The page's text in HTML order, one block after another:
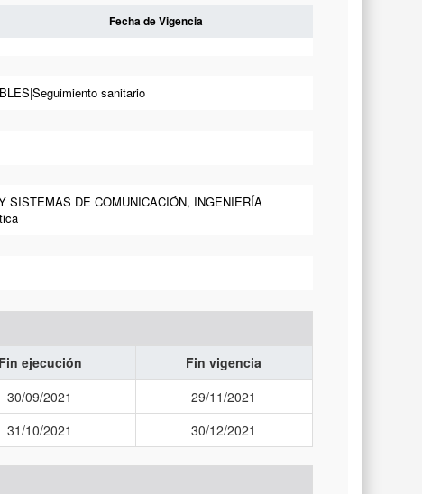
Fecha de Vigencia
sanitario
SISTEMAS DE COMUNICACIÓN, INGENIERÍA
Fin ejecución
Fin vigencia
30/09/2021
29/11/2021
31/10/2021 30/12/2021